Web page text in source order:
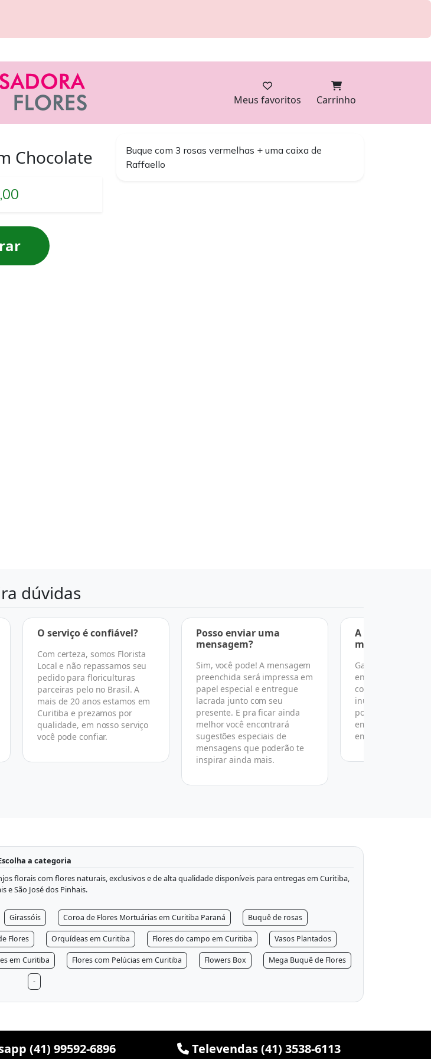
Meus favoritos Carrinho
Chocolate
Buque com 3 rosas vermelhas + uma caixa de
Raffaello
dúvidas
O serviço é confiável?
Com certeza, somos Florista
Local e não repassamos seu
pedido para floriculturas
parceiras pelo no Brasil. A
mais de 20 anos estamos em
Curitiba e prezamos por
qualidade, em nosso serviço
você pode confiar.
Posso enviar uma
mensagem?
Sim, você pode! A mensagem
preenchida será impressa em
papel especial e entregue
lacrada junto com seu
presente. E pra ficar ainda
melhor você encontrará
sugestões especiais de
mensagens que poderão te
inspirar ainda mais.
A entrega é
mãos?
Garantimos a
endereço, data e
combinado, mas
inúmeras razões
podemos garantir
em mãos
em nosso termo
a categoria
florais com flores naturais, exclusivos e de alta qualidade disponíveis para entregas em Curitiba,
e São José dos Pinhais.
Girassóis Coroa de Flores Mortuárias em Curitiba Paraná Buquê de rosas
Flores Orquídeas em Curitiba Flores do campo em Curitiba Vasos Plantados
em Curitiba Flores com Pelúcias em Curitiba Flowers Box Mega Buquê de Flores
-
(41) 99592-6896 Televendas (41) 3538-6113